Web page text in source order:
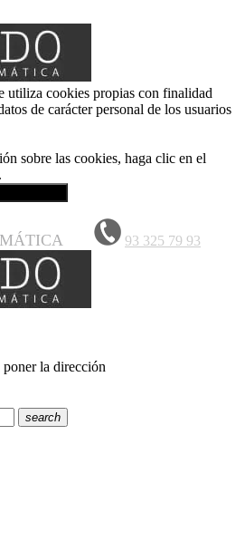
utiliza cookies propias con finalidad
de carácter personal de los usuarios
sobre las cookies, haga clic en el
93 325 79 93
poner la dirección
search